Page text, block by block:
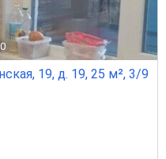
19, д. 19, 25 м², 3/9